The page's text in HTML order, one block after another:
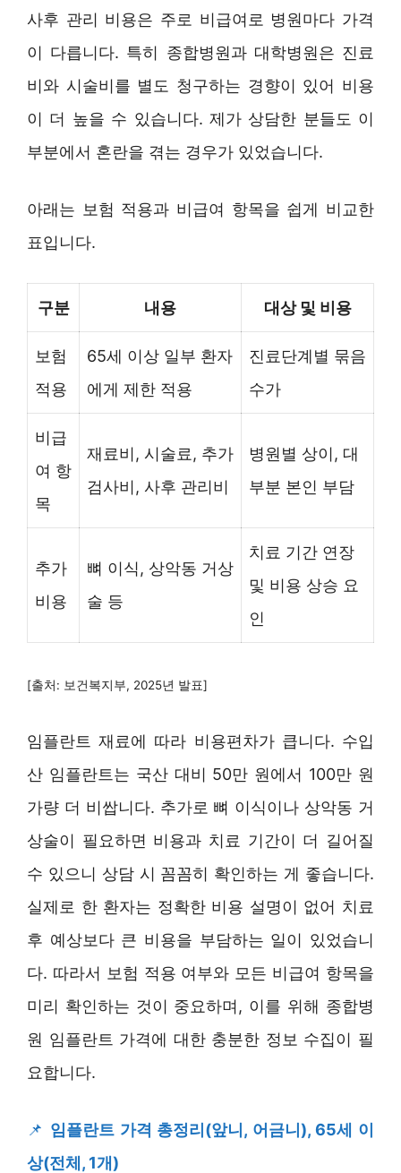
사후 관리 비용은 주로 비급여로 병원마다 가격
이 다릅니다. 특히 종합병원과 대학병원은 진료
비와 시술비를 별도 청구하는 경향이 있어 비용
이 더 높을 수 있습니다. 제가 상담한 분들도 이
부분에서 혼란을 겪는 경우가 있었습니다.
아래는 보험 적용과 비급여 항목을 쉽게 비교한
표입니다.
구분 내용 대상 및 비용
보험
적용
65세 이상 일부 환자
에게 제한 적용
진료단계별 묶음
수가
비급
여 항
목
재료비, 시술료, 추가
검사비, 사후 관리비
병원별 상이, 대
부분 본인 부담
추가
비용
뼈 이식, 상악동 거상
술 등
치료 기간 연장
및 비용 상승 요
인
[출처: 보건복지부, 2025년 발표]
임플란트 재료에 따라 비용편차가 큽니다. 수입
산 임플란트는 국산 대비 50만 원에서 100만 원
가량 더 비쌉니다. 추가로 뼈 이식이나 상악동 거
상술이 필요하면 비용과 치료 기간이 더 길어질
수 있으니 상담 시 꼼꼼히 확인하는 게 좋습니다.
실제로 한 환자는 정확한 비용 설명이 없어 치료
후 예상보다 큰 비용을 부담하는 일이 있었습니
다. 따라서 보험 적용 여부와 모든 비급여 항목을
미리 확인하는 것이 중요하며, 이를 위해 종합병
원 임플란트 가격에 대한 충분한 정보 수집이 필
요합니다.
📌 임플란트 가격 총정리(앞니, 어금니), 65세 이
상(전체, 1개)